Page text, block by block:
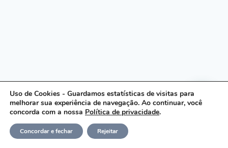
Uso de Cookies - Guardamos estatísticas de visitas para
melhorar sua experiência de navegação. Ao continuar, você
concorda com a nossa Política de privacidade.
Concordar e fechar Rejeitar